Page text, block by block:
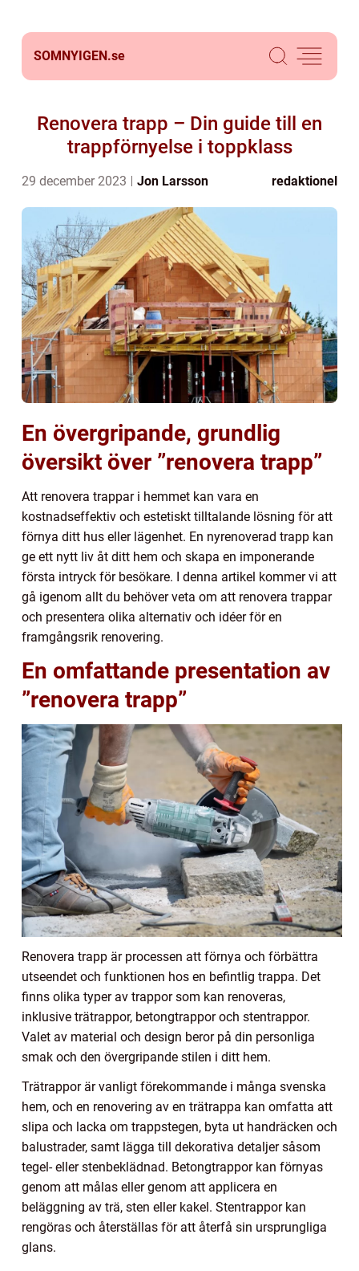
SOMNYIGEN.se
Renovera trapp – Din guide till en
trappförnyelse i toppklass
29 december 2023 Jon Larsson redaktionel
En övergripande, grundlig
översikt över ”renovera trapp”
Att renovera trappar i hemmet kan vara en
kostnadseffektiv och estetiskt tilltalande lösning för att
förnya ditt hus eller lägenhet. En nyrenoverad trapp kan
ge ett nytt liv åt ditt hem och skapa en imponerande
första intryck för besökare. I denna artikel kommer vi att
gå igenom allt du behöver veta om att renovera trappar
och presentera olika alternativ och idéer för en
framgångsrik renovering.
En omfattande presentation av
”renovera trapp”
Renovera trapp är processen att förnya och förbättra
utseendet och funktionen hos en befintlig trappa. Det
finns olika typer av trappor som kan renoveras,
inklusive trätrappor, betongtrappor och stentrappor.
Valet av material och design beror på din personliga
smak och den övergripande stilen i ditt hem.
Trätrappor är vanligt förekommande i många svenska
hem, och en renovering av en trätrappa kan omfatta att
slipa och lacka om trappstegen, byta ut handräcken och
balustrader, samt lägga till dekorativa detaljer såsom
tegel- eller stenbeklädnad. Betongtrappor kan förnyas
genom att målas eller genom att applicera en
beläggning av trä, sten eller kakel. Stentrappor kan
rengöras och återställas för att återfå sin ursprungliga
glans.